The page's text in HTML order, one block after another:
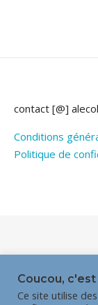
contact [@]
Conditions
Politique de
Coucou,
Ce site utilise